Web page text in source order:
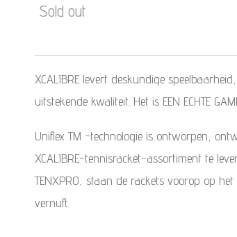
Sold out
XCALIBRE levert deskundige
uitstekende kwaliteit. Het is EEN ECHTE
Uniflex TM -technologie is ontworpen,
XCALIBRE-tennisracket-assortiment te
TENXPRO, staan ​​de rackets voorop op
vernuft.